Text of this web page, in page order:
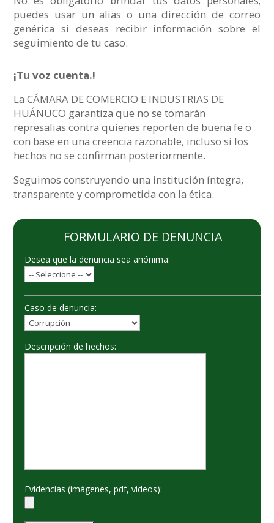
puedes usar un alias o una dirección de correo
genérica si deseas recibir información sobre el
seguimiento de tu caso.
¡Tu voz cuenta.!
La CÁMARA DE COMERCIO E INDUSTRIAS DE
HUÁNUCO garantiza que no se tomarán
represalias contra quienes reporten de buena fe o
con base en una creencia razonable, incluso si los
hechos no se confirman posteriormente.
Seguimos construyendo una institución íntegra,
transparente y comprometida con la ética.
FORMULARIO DE DENUNCIA
Desea que la denuncia sea anónima:
Caso de denuncia:
Descripción de hechos:
Evidencias (imágenes, pdf, videos):